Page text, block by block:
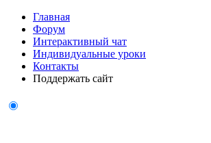
Главная
Форум
Интерактивный чат
Индивидуальные уроки
Контакты
Поддержать сайт